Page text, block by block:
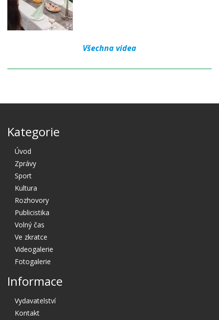
Všechna videa
Kategorie
Úvod
Zprávy
Sport
Kultura
Rozhovory
Publicistika
Volný čas
Ve zkratce
Videogalerie
Fotogalerie
Informace
Vydavatelství
Kontakt